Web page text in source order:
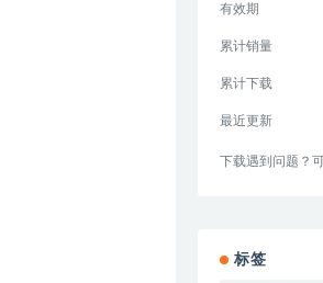
有效期
累计销量
累计下载
最近更新
下载遇到问题？
标签